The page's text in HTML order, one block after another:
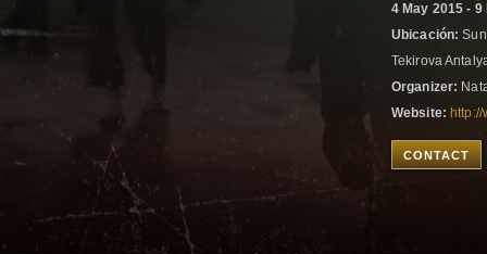
4 May 2015 - 9
Ubicación:
Tekirova
Organizer:
Website:
CONTACT